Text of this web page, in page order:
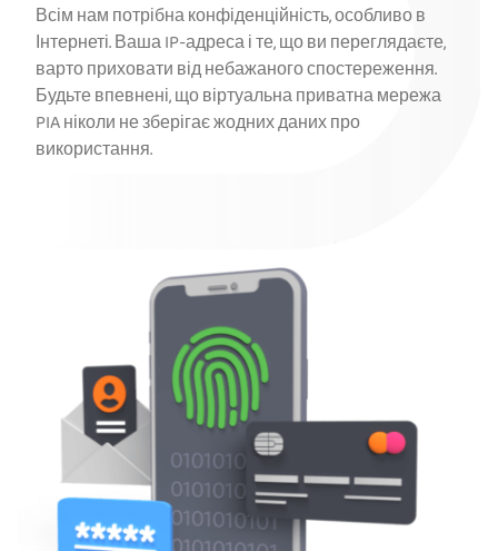
Всім нам потрібна конфіденційність, особливо в
Інтернеті. Ваша IP-адреса і те, що ви переглядаєте,
варто приховати від небажаного спостереження.
Будьте впевнені, що віртуальна приватна мережа
PIA ніколи не зберігає жодних даних про
використання.